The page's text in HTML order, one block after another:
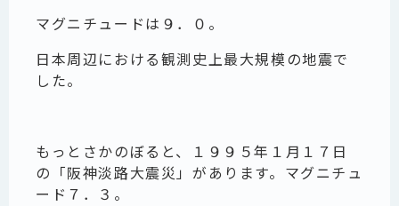
マグニチュードは９．０。
日本周辺における観測史上最大規模の地震で
した。
もっとさかのぼると、１９９５年１月１７日
の「阪神淡路大震災」があります。マグニチュ
ード７．３。